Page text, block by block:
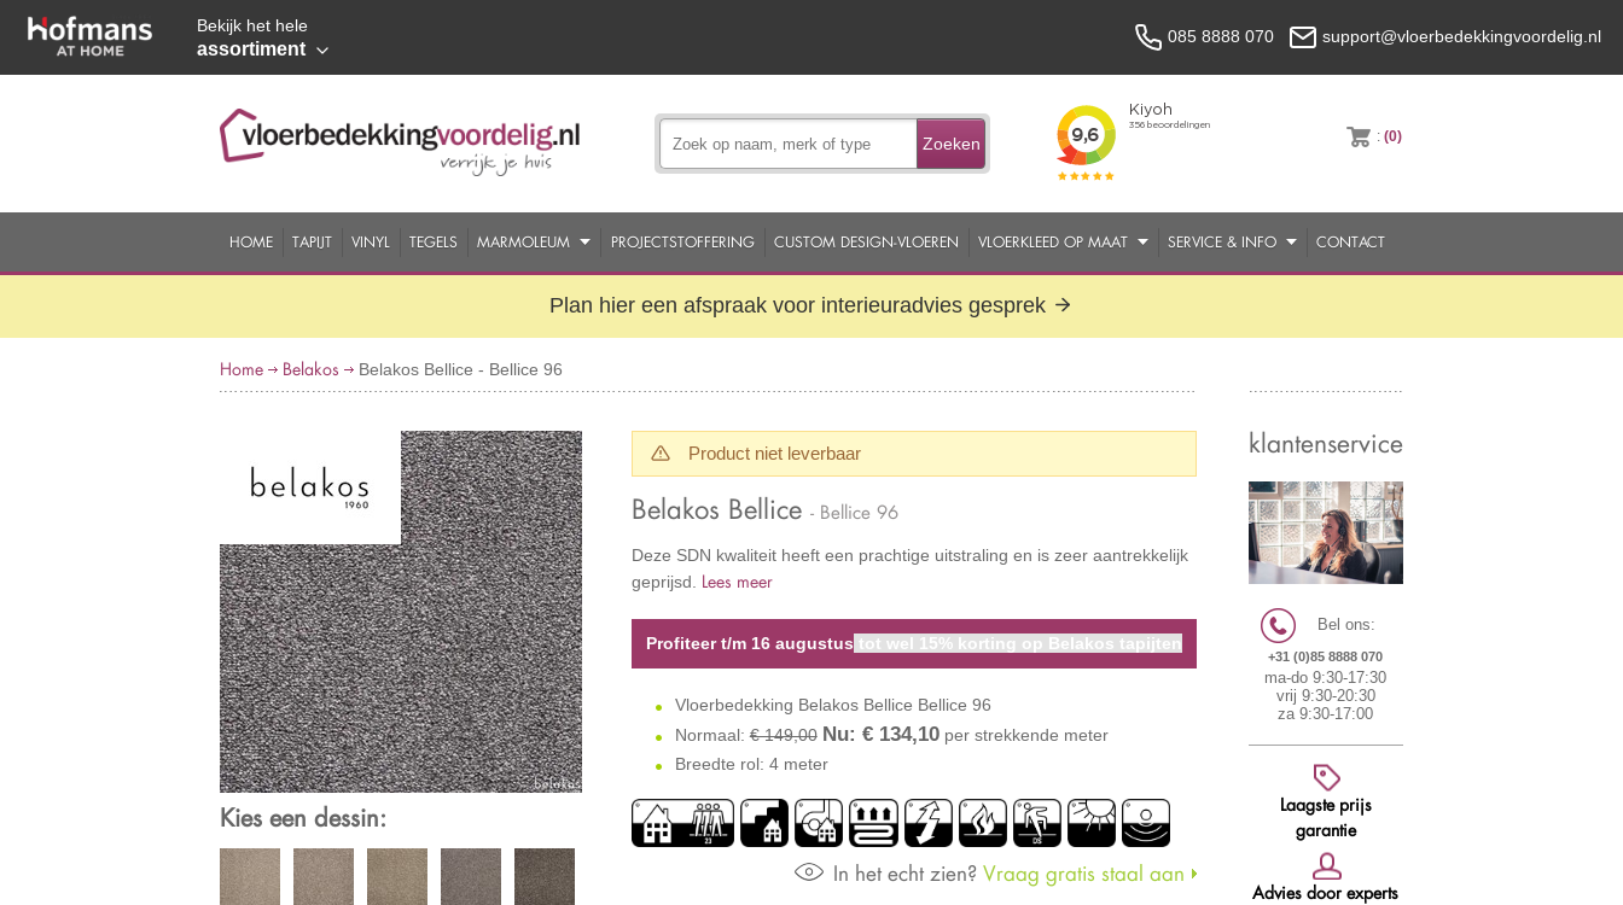
Bekijk het hele
assortiment
085 8888 070 support@vloerbedekkingvoordelig.nl
Zoeken :(0)
HOME TAPIJT VINYL TEGELS MARMOLEUM PROJECTSTOFFERING CUSTOM DESIGN-VLOEREN VLOERKLEED OP MAAT SERVICE & INFO CONTACT
Plan hier een afspraak voor interieuradvies gesprek
Home Belakos Belakos Bellice - Bellice 96
Kies een dessin:
Product niet leverbaar
Belakos Bellice - Bellice 96
Deze SDN kwaliteit heeft een prachtige uitstraling en is zeer aantrekkelijk
geprijsd. Lees meer
Profiteer t/m 16 augustus tot wel 15% korting op Belakos tapijten
Vloerbedekking Belakos Bellice Bellice 96
Normaal:€ 149,00 Nu: € 134,10per strekkende meter
Breedte rol: 4 meter
In het echt zien? Vraag gratis staal aan
klantenservice
Bel ons:
+31 (0)85 8888 070
ma-do 9:30-17:30
vrij 9:30-20:30
za 9:30-17:00
Laagste prijs
garantie
Advies door experts